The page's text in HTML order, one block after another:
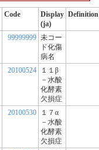
Code
Display
(ja)
Definition
99999999 未コー
ド化傷
病名
20100524
１１β
－水酸
化酵素
欠損症
20100530
１７α
－水酸
化酵素
欠損症